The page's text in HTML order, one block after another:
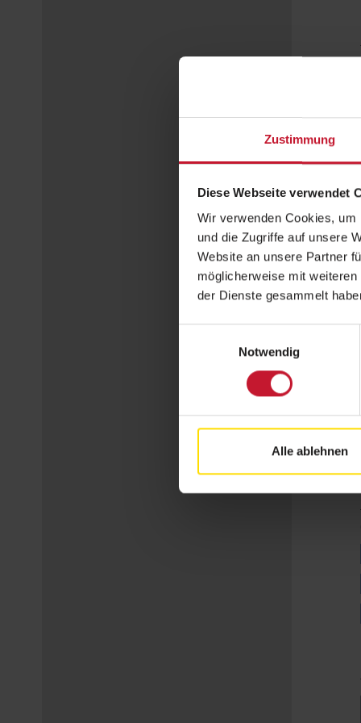
Zustimmung
Diese Webseite verwendet
Wir verwenden Cookies,
und die Zugriffe auf unsere
Website an unsere Partner
möglicherweise mit
der Dienste gesammelt
Notwendig
Alle ablehnen